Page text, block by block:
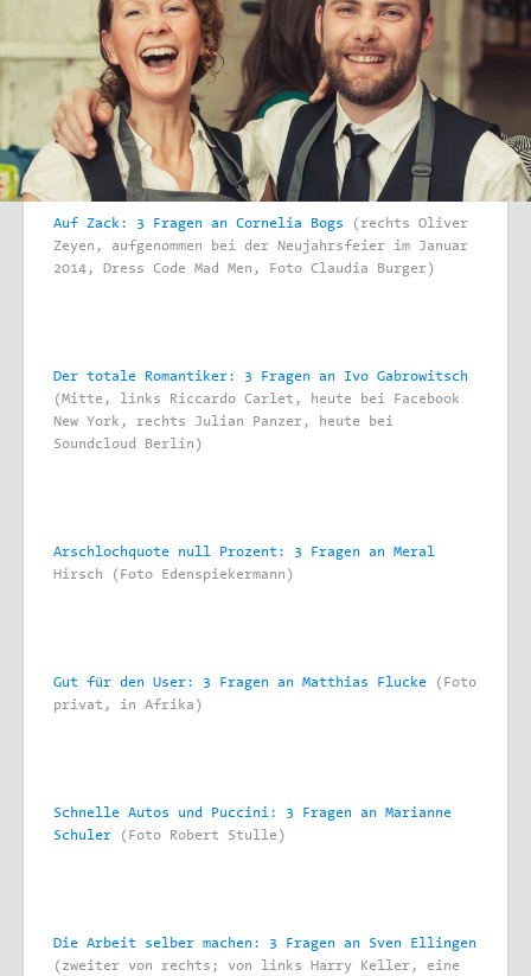
Auf Zack: 3 Fragen an Cornelia Bogs (rechts Oliver
Zeyen, aufgenommen bei der Neujahrsfeier im Januar
2014, Dress Code Mad Men, Foto Claudia Burger)
Der totale Romantiker: 3 Fragen an Ivo Gabrowitsch
(Mitte, links Riccardo Carlet, heute bei Facebook
New York, rechts Julian Panzer, heute bei
Soundcloud Berlin)
Arschlochquote null Prozent: 3 Fragen an Meral
Hirsch (Foto Edenspiekermann)
Gut für den User: 3 Fragen an Matthias Flucke (Foto
privat, in Afrika)
Schnelle Autos und Puccini: 3 Fragen an Marianne
Schuler (Foto Robert Stulle)
Die Arbeit selber machen: 3 Fragen an Sven Ellingen
(zweiter von rechts; von links Harry Keller, eine